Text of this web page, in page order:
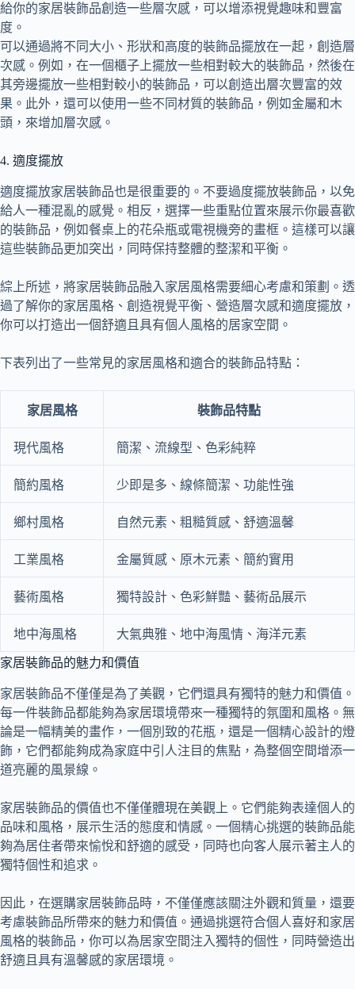
給你的家居裝飾品創造一些層次感，可以增添視覺趣味和豐富
度。
可以通過將不同大小、形狀和高度的裝飾品擺放在一起，創造層
次感。例如，在一個櫃子上擺放一些相對較大的裝飾品，然後在
其旁邊擺放一些相對較小的裝飾品，可以創造出層次豐富的效
果。此外，還可以使用一些不同材質的裝飾品，例如金屬和木
頭，來增加層次感。
4. 適度擺放
適度擺放家居裝飾品也是很重要的。不要過度擺放裝飾品，以免
給人一種混亂的感覺。相反，選擇一些重點位置來展示你最喜歡
的裝飾品，例如餐桌上的花朵瓶或電視機旁的畫框。這樣可以讓
這些裝飾品更加突出，同時保持整體的整潔和平衡。
綜上所述，將家居裝飾品融入家居風格需要細心考慮和策劃。透
過了解你的家居風格、創造視覺平衡、營造層次感和適度擺放，
你可以打造出一個舒適且具有個人風格的居家空間。
下表列出了一些常見的家居風格和適合的裝飾品特點：
家居風格 裝飾品特點
現代風格 簡潔、流線型、色彩純粹
簡約風格 少即是多、線條簡潔、功能性強
鄉村風格 自然元素、粗糙質感、舒適溫馨
工業風格 金屬質感、原木元素、簡約實用
藝術風格 獨特設計、色彩鮮豔、藝術品展示
地中海風格 大氣典雅、地中海風情、海洋元素
家居裝飾品的魅力和價值
家居裝飾品不僅僅是為了美觀，它們還具有獨特的魅力和價值。
每一件裝飾品都能夠為家居環境帶來一種獨特的氛圍和風格。無
論是一幅精美的畫作，一個別致的花瓶，還是一個精心設計的燈
飾，它們都能夠成為家庭中引人注目的焦點，為整個空間增添一
道亮麗的風景線。
家居裝飾品的價值也不僅僅體現在美觀上。它們能夠表達個人的
品味和風格，展示生活的態度和情感。一個精心挑選的裝飾品能
夠為居住者帶來愉悅和舒適的感受，同時也向客人展示著主人的
獨特個性和追求。
因此，在選購家居裝飾品時，不僅僅應該關注外觀和質量，還要
考慮裝飾品所帶來的魅力和價值。通過挑選符合個人喜好和家居
風格的裝飾品，你可以為居家空間注入獨特的個性，同時營造出
舒適且具有溫馨感的家居環境。